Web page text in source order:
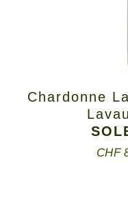
Chardonne
CHF